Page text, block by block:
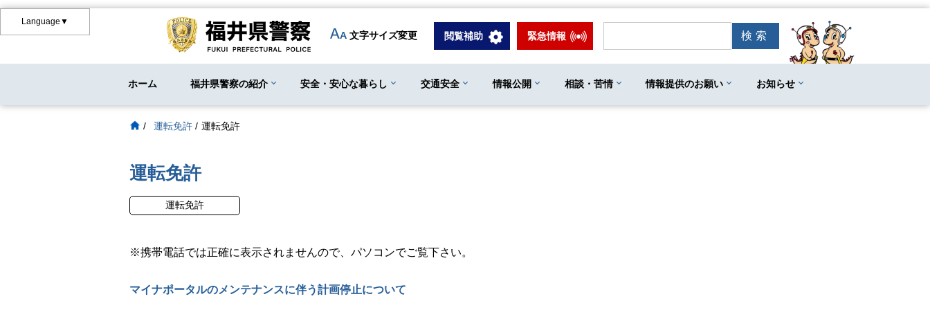
Language▼
文字サイズ変更 閲覧補助 緊急情報
ホーム 福井県警察の紹介 安全・安心な暮らし 交通安全 情報公開 相談・苦情 情報提供のお願い お知らせ
/ 運転免許 / 運転免許
運転免許
運転免許
※携帯電話では正確に表示されませんので、パソコンでご覧下さい。
マイナポータルのメンテナンスに伴う計画停止について